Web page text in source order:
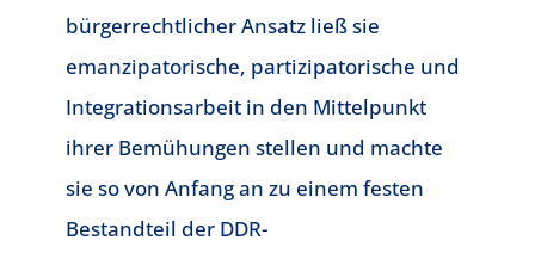
bürgerrechtlicher Ansatz ließ sie
emanzipatorische, partizipatorische und
Integrationsarbeit in den Mittelpunkt
ihrer Bemühungen stellen und machte
sie so von Anfang an zu einem festen
Bestandteil der DDR-